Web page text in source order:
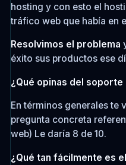
hosting y con esto el
tráfico web que había en
Resolvimos el problema
éxito sus productos ese
¿Qué opinas del soporte
En términos generales te
pregunta concreta
web) Le daría 8 de 10.
¿Qué tan fácilmente es